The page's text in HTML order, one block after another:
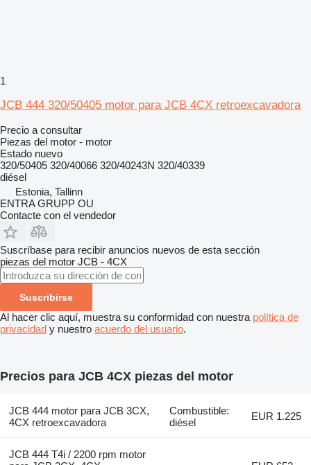
1
JCB 444 320/50405 motor para JCB 4CX retroexcavadora
Precio a consultar
Piezas del motor - motor
Estado nuevo
320/50405 320/40066 320/40243N 320/40339
diésel
Estonia, Tallinn
ENTRA GRUPP OU
Contacte con el vendedor
Suscríbase para recibir anuncios nuevos de esta sección
piezas del motor JCB - 4CX
Suscribirse
Al hacer clic aquí, muestra su conformidad con nuestra política de
privacidad y nuestro acuerdo del usuario.
Precios para JCB 4CX piezas del motor
JCB 444 motor para JCB 3CX,
4CX retroexcavadora
Combustible:
diésel
EUR 1.225
JCB 444 T4i / 2200 rpm motor